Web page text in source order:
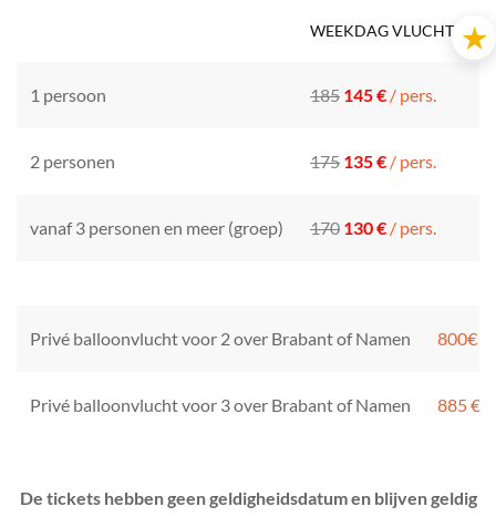
WEEKDAG VLUCHT*
1 persoon 185 145 € / pers.
2 personen 175 135 € / pers.
vanaf 3 personen en meer (groep) 170 130 € / pers.
Privé balloonvlucht voor 2 over Brabant of Namen 800€
Privé balloonvlucht voor 3 over Brabant of Namen 885 €
De tickets hebben geen geldigheidsdatum en blijven geldig
★